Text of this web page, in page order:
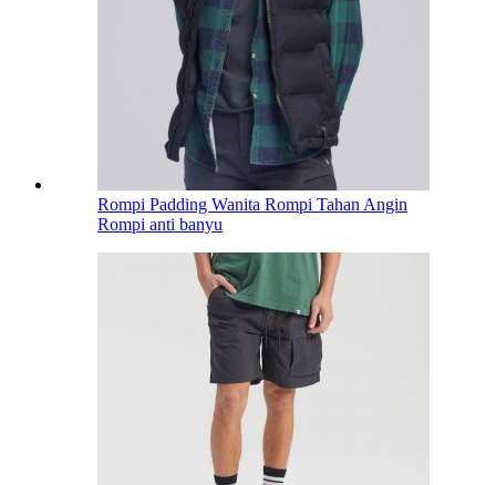
Rompi Padding Wanita Rompi Tahan Angin
Rompi anti banyu